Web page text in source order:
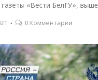
«Вести БелГУ»,
0 Комментарии